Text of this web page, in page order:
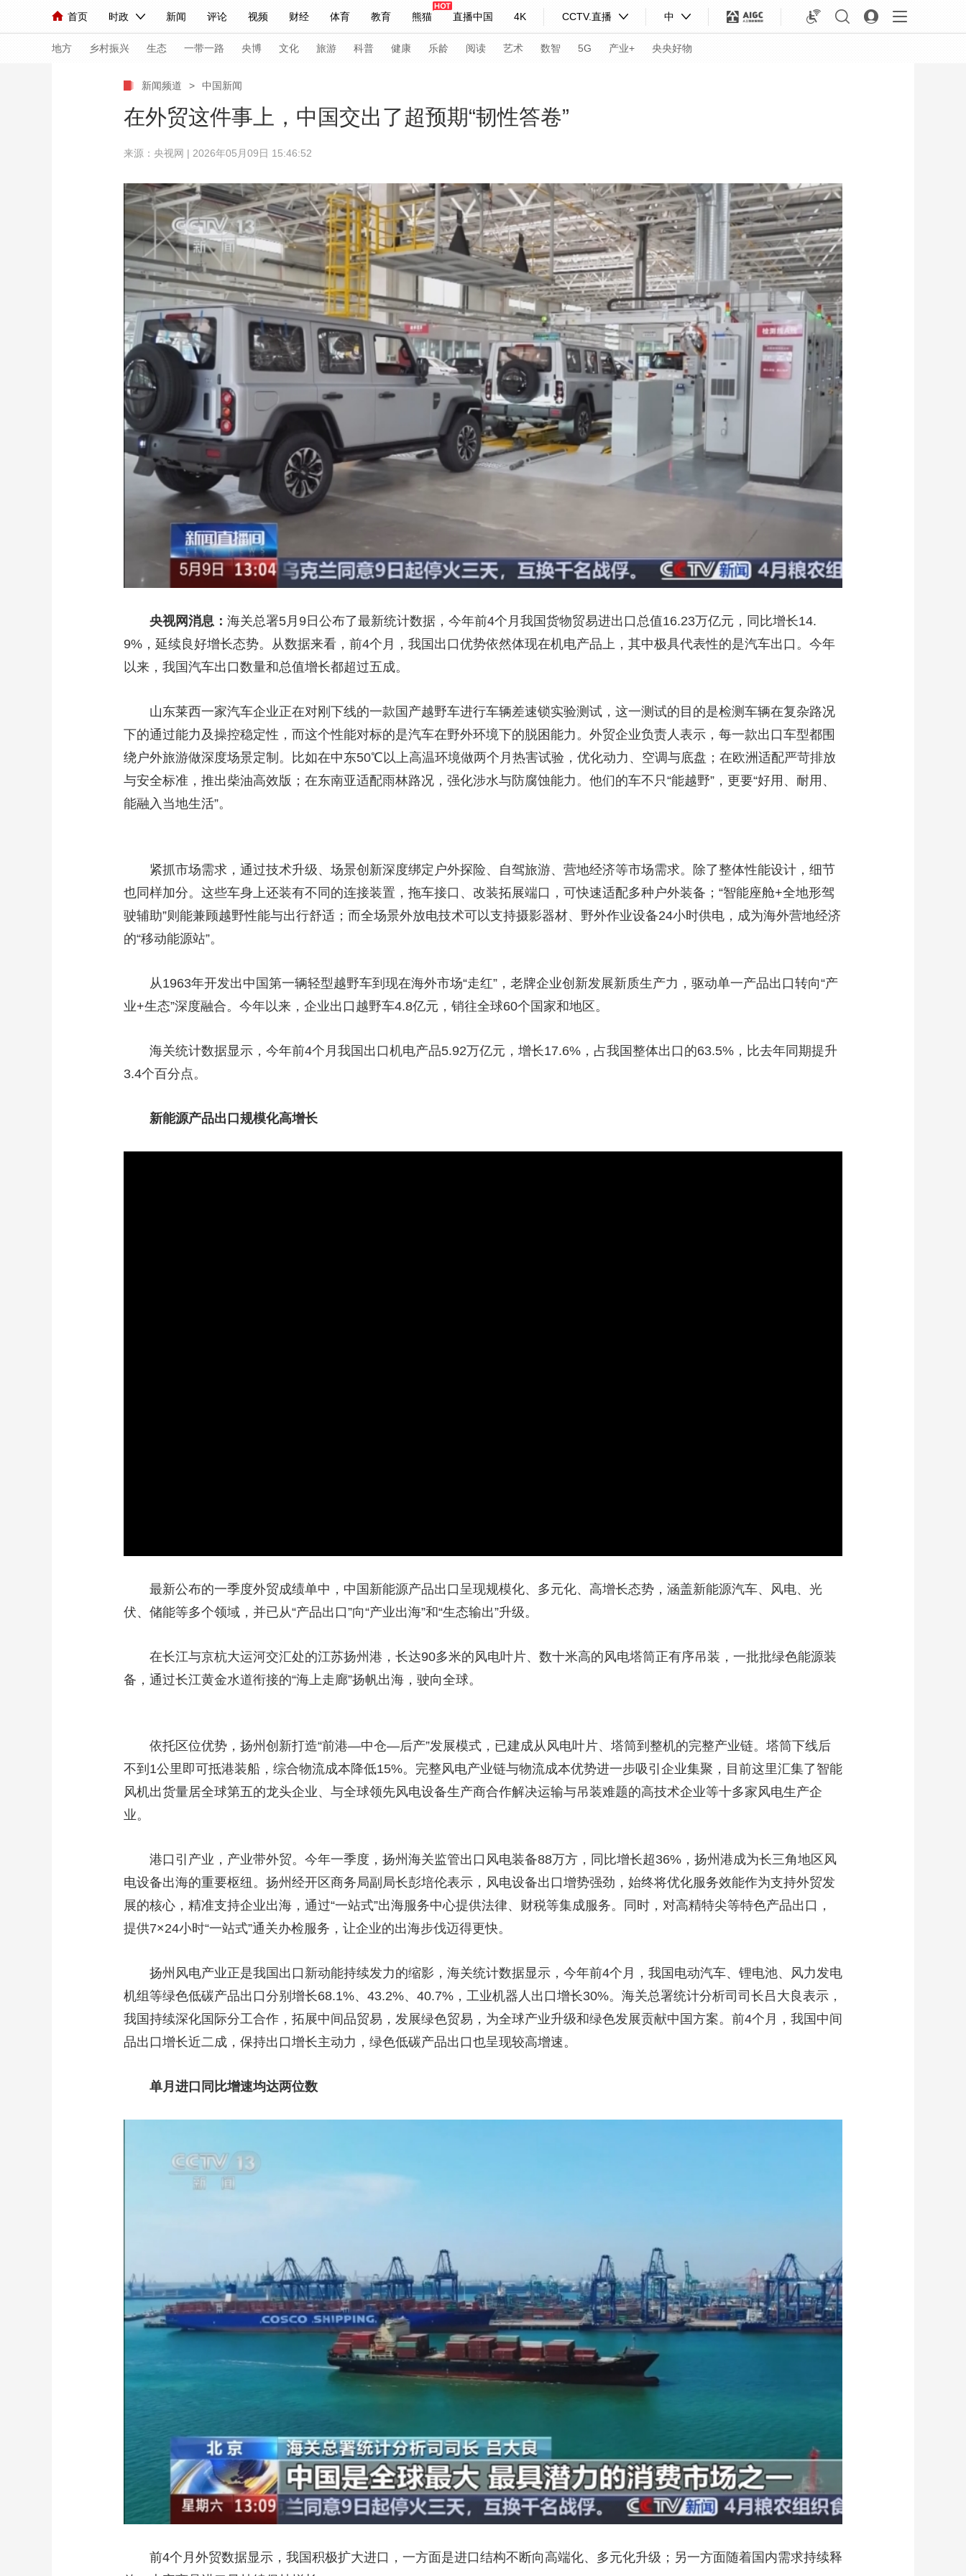
首页 时政 新闻 评论 视频 财经 体育 教育 熊猫 直播中国 4K CCTV.直播 中
人民领袖习近平 联播+ 中国领导人 央视快评 习式妙语 热解读 天天学习
直播 栏目大全 节目单 听音 微视频 主持人 下载央视影音
海外频道 iPanda English Монгол
地方 乡村振兴 生态 一带一路 央博 文化 旅游 科普 健康 乐龄 阅读 艺术 数智 5G 产业+ 央央好物
人民领袖习近平 联播+ 热解读 天天学习 习式妙语 央视快评 央视网评 光华锐评 锋面
小央视频 小央直播 直播中国 熊猫频道 VR/AR 4K专区 全景新闻
比划 快看 蓝海中国 新兵请入列 人生第一次 人生第二次
竞猜 2026年世界杯 2026年冬奥会 中超 国足 国际足球 网球 综合体育 亚冬会
CCTV奥林匹克频道 生活体育大会 体育江湖 文化体育 冰雪道路 足球道路
教育 乡村振兴 生态环境 一带一路 央博 非遗 文化 旅游 科普 健康 乐龄 阅读 艺术 数智 5G 产业+
大国展会 大国保险 云顶对话 云起 超级工厂 智敬中国 全民健康 颜选攻略 海洋 时尚 天气 网展 央央好物
CCTV.节目官网 直播 节目单 栏目 片库 收视榜 总台企业白名单
新闻频道 > 中国新闻
在外贸这件事上，中国交出了超预期“韧性答卷”
来源：央视网 | 2026年05月09日 15:46:52
央视网消息： 海关总署5月9日公布了最新统计数据，今年前4个月我国货物贸易进出口总值16.23万亿元，同比增长14.
9%，延续良好增长态势。从数据来看，前4个月，我国出口优势依然体现在机电产品上，其中极具代表性的是汽车出口。今年
以来，我国汽车出口数量和总值增长都超过五成。
山东莱西一家汽车企业正在对刚下线的一款国产越野车进行车辆差速锁实验测试，这一测试的目的是检测车辆在复杂路况
下的通过能力及操控稳定性，而这个性能对标的是汽车在野外环境下的脱困能力。外贸企业负责人表示，每一款出口车型都围
绕户外旅游做深度场景定制。比如在中东50℃以上高温环境做两个月热害试验，优化动力、空调与底盘；在欧洲适配严苛排放
与安全标准，推出柴油高效版；在东南亚适配雨林路况，强化涉水与防腐蚀能力。他们的车不只“能越野”，更要“好用、耐用、
能融入当地生活”。
紧抓市场需求，通过技术升级、场景创新深度绑定户外探险、自驾旅游、营地经济等市场需求。除了整体性能设计，细节
也同样加分。这些车身上还装有不同的连接装置，拖车接口、改装拓展端口，可快速适配多种户外装备；“智能座舱+全地形驾
驶辅助”则能兼顾越野性能与出行舒适；而全场景外放电技术可以支持摄影器材、野外作业设备24小时供电，成为海外营地经济
的“移动能源站”。
从1963年开发出中国第一辆轻型越野车到现在海外市场“走红”，老牌企业创新发展新质生产力，驱动单一产品出口转向“产
业+生态”深度融合。今年以来，企业出口越野车4.8亿元，销往全球60个国家和地区。
海关统计数据显示，今年前4个月我国出口机电产品5.92万亿元，增长17.6%，占我国整体出口的63.5%，比去年同期提升
3.4个百分点。
新能源产品出口规模化高增长
最新公布的一季度外贸成绩单中，中国新能源产品出口呈现规模化、多元化、高增长态势，涵盖新能源汽车、风电、光
伏、储能等多个领域，并已从“产品出口”向“产业出海”和“生态输出”升级。
在长江与京杭大运河交汇处的江苏扬州港，长达90多米的风电叶片、数十米高的风电塔筒正有序吊装，一批批绿色能源装
备，通过长江黄金水道衔接的“海上走廊”扬帆出海，驶向全球。
依托区位优势，扬州创新打造“前港—中仓—后产”发展模式，已建成从风电叶片、塔筒到整机的完整产业链。塔筒下线后
不到1公里即可抵港装船，综合物流成本降低15%。完整风电产业链与物流成本优势进一步吸引企业集聚，目前这里汇集了智能
风机出货量居全球第五的龙头企业、与全球领先风电设备生产商合作解决运输与吊装难题的高技术企业等十多家风电生产企
业。
港口引产业，产业带外贸。今年一季度，扬州海关监管出口风电装备88万方，同比增长超36%，扬州港成为长三角地区风
电设备出海的重要枢纽。扬州经开区商务局副局长彭培伦表示，风电设备出口增势强劲，始终将优化服务效能作为支持外贸发
展的核心，精准支持企业出海，通过“一站式”出海服务中心提供法律、财税等集成服务。同时，对高精特尖等特色产品出口，
提供7×24小时“一站式”通关办检服务，让企业的出海步伐迈得更快。
扬州风电产业正是我国出口新动能持续发力的缩影，海关统计数据显示，今年前4个月，我国电动汽车、锂电池、风力发电
机组等绿色低碳产品出口分别增长68.1%、43.2%、40.7%，工业机器人出口增长30%。海关总署统计分析司司长吕大良表示，
我国持续深化国际分工合作，拓展中间品贸易，发展绿色贸易，为全球产业升级和绿色发展贡献中国方案。前4个月，我国中间
品出口增长近二成，保持出口增长主动力，绿色低碳产品出口也呈现较高增速。
单月进口同比增速均达两位数
前4个月外贸数据显示，我国积极扩大进口，一方面是进口结构不断向高端化、多元化升级；另一方面随着国内需求持续释